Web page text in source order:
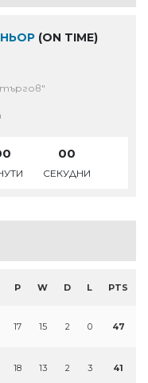
(ON TIME)
00
СЕКУДНИ
P W D L PTS
17 15 2 0 47
18 13 2 3 41